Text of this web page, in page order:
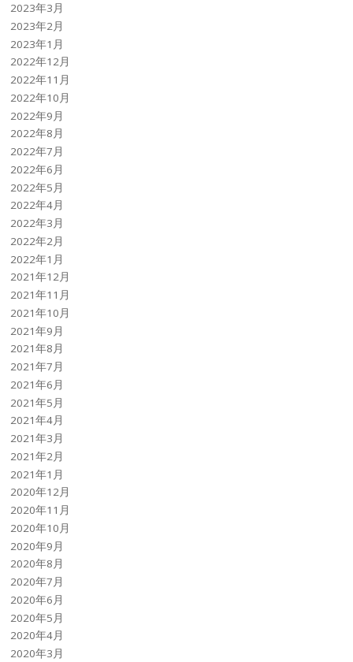
2023年3月
2023年2月
2023年1月
2022年12月
2022年11月
2022年10月
2022年9月
2022年8月
2022年7月
2022年6月
2022年5月
2022年4月
2022年3月
2022年2月
2022年1月
2021年12月
2021年11月
2021年10月
2021年9月
2021年8月
2021年7月
2021年6月
2021年5月
2021年4月
2021年3月
2021年2月
2021年1月
2020年12月
2020年11月
2020年10月
2020年9月
2020年8月
2020年7月
2020年6月
2020年5月
2020年4月
2020年3月